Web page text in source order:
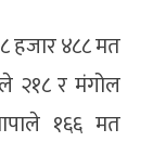
हजार ४८८ मत
२१८ र मंगोल
१६६ मत